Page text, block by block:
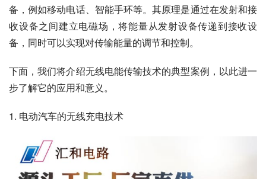
备，例如移动电话、智能手环等。其原理是通过在发射和接
收设备之间建立电磁场，将能量从发射设备传递到接收设
备，同时可以实现对传输能量的调节和控制。
下面，我们将介绍无线电能传输技术的典型案例，以此进一
步了解它的应用和意义。
1. 电动汽车的无线充电技术